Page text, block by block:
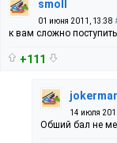
smoll
01 июня 2011, 13:38
к вам сложно
+111
14 июля
Обший бал не